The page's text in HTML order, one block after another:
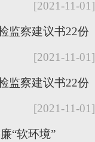
[2021-11-01]
监察建议书22份
[2021-11-01]
监察建议书22份
[2021-11-01]
“软环境”